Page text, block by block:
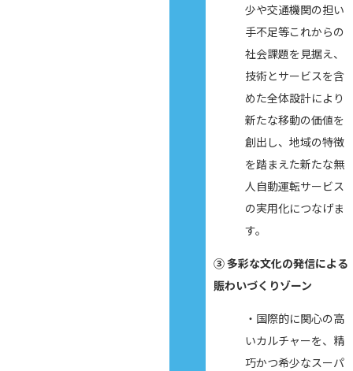
少や交通機関の担い
手不足等これからの
社会課題を見据え、
技術とサービスを含
めた全体設計により
新たな移動の価値を
創出し、地域の特徴
を踏まえた新たな無
人自動運転サービス
の実用化につなげま
す。
③ 多彩な文化の発信による
賑わいづくりゾーン
・国際的に関心の高
いカルチャーを、精
巧かつ希少なスーパ